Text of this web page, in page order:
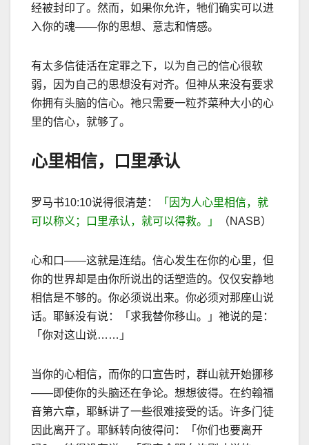
经被封印了。然而，如果你允许，牠们确实可以进
入你的魂——你的思想、意志和情感。
有太多信徒活在定罪之下，以为自己的信心很软
弱，因为自己的思想没有对齐。但神从来没有要求
你拥有头脑的信心。祂只需要一粒芥菜种大小的心
里的信心，就够了。
心里相信，口里承认
罗马书10:10说得很清楚：
「因为人心里相信，就
可以称义；口里承认，就可以得救。」
（NASB）
心和口——这就是连结。信心发生在你的心里，但
你的世界却是由你所说出的话塑造的。仅仅安静地
相信是不够的。你必须说出来。你必须对那座山说
话。耶稣没有说：「求我替你移山。」祂说的是：
「你对这山说…… 」
当你的心相信，而你的口宣告时，群山就开始挪移
——即使你的头脑还在争论。想想彼得。在约翰福
音第六章，耶稣讲了一些很难接受的话。许多门徒
因此离开了。耶稣转向彼得问：「你们也要离开